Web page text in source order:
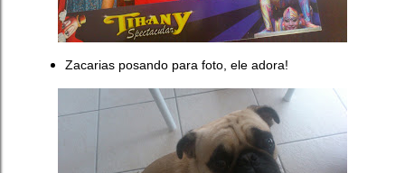
Zacarias posando para foto, ele adora!